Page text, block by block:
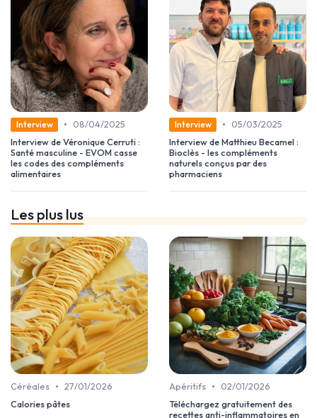
Interview •
08/04/2025
Interview de Véronique Cerruti :
Santé masculine - EVOM casse
les codes des compléments
alimentaires
Interview •
05/03/2025
Interview de Matthieu Becamel :
Bioclès - les compléments
naturels conçus par des
pharmaciens
Les plus lus
Céréales • 27/01/2026
Calories pâtes
Apéritifs •
02/01/2026
Téléchargez gratuitement des
recettes anti-inflammatoires en